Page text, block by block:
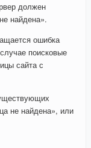
должен
найдена».
ошибка
поисковые
сайта с
не найдена», или